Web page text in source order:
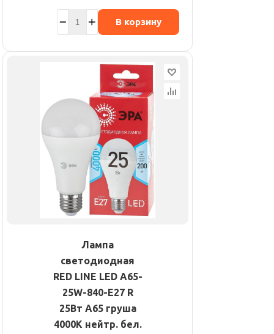
В корзину
Лампа
светодиодная
RED LINE LED A65-
25W-840-E27 R
25Вт A65 груша
4000К нейтр. бел.